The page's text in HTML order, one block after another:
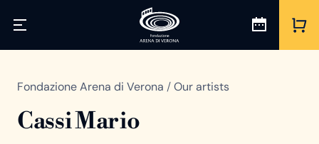
Fondazione Arena di Verona /Our artists
Cassi Mario